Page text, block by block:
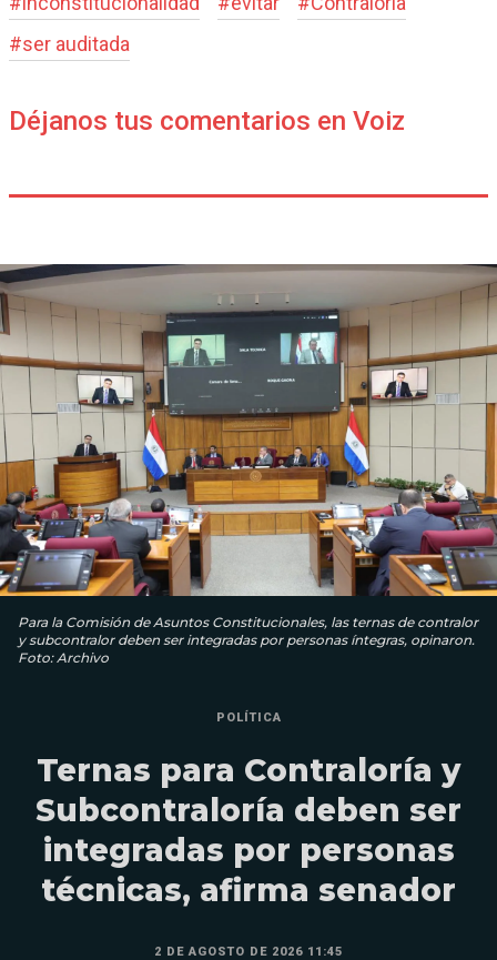
#ser auditada
Déjanos tus comentarios en Voiz
Para la Comisión de Asuntos Constitucionales, las ternas de contralor
y subcontralor deben ser integradas por personas íntegras, opinaron.
Foto: Archivo
POLÍTICA
Ternas para Contraloría y
Subcontraloría deben ser
integradas por personas
técnicas, afirma senador
2 DE AGOSTO DE 2026 11:45